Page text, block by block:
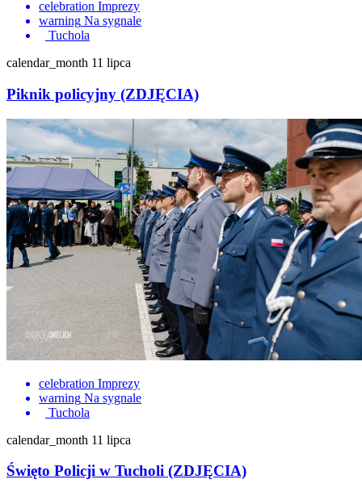
celebration Imprezy
warning Na sygnale
Tuchola
calendar_month 11 lipca
Piknik policyjny (ZDJĘCIA)
celebration Imprezy
warning Na sygnale
Tuchola
calendar_month 11 lipca
Święto Policji w Tucholi (ZDJĘCIA)